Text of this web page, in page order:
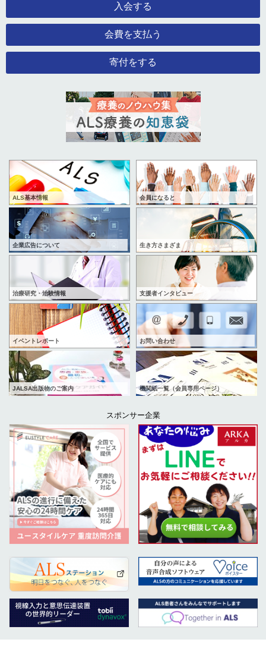
入会する
会費を支払う
寄付をする
ALS基本情報 会員になると
企業広告について 生き方さまざま
治療研究・治験情報 支援者インタビュー
イベントレポート お問い合わせ
JALSA出版物のご案内 機関紙一覧（会員専用ページ）
スポンサー企業